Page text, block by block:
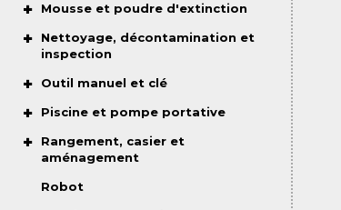
Mousse et poudre d'extinction
Nettoyage, décontamination et
inspection
Outil manuel et clé
Piscine et pompe portative
Rangement, casier et
aménagement
Robot